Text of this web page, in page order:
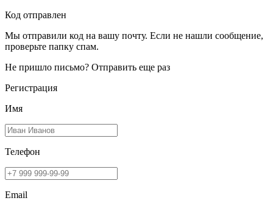
Код отправлен
Мы отправили код на вашу почту. Если не нашли сообщение,
проверьте папку спам.
Не пришло письмо? Отправить еще раз
Регистрация
Имя
Телефон
Email